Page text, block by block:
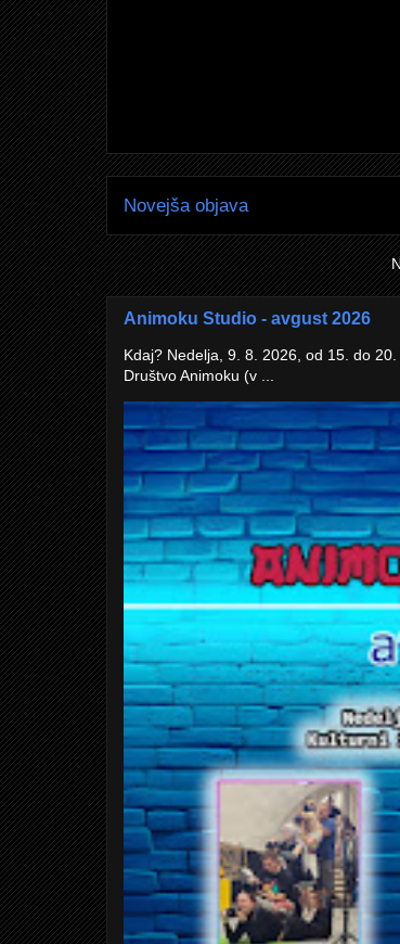
Novejša objava
Animoku Studio - avgust 2026
Kdaj? Nedelja, 9. 8. 2026, od 15. do
Društvo Animoku (v ...